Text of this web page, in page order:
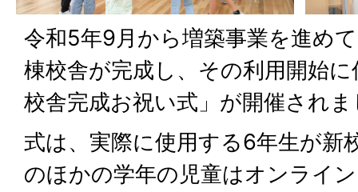
令和5年9月から増築事業を進め
棟校舎が完成し、その利用開始
校舎完成お祝い式」が開催され
式は、実際に使用する6年生が新
のほかの学年の児童はオンライ